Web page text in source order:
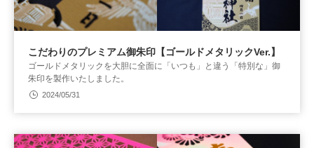
こだわりのプレミアム御朱印【ゴールドメタリックVer.】
ゴールドメタリックを大胆に全面に「いつも」と違う「特別な」御
朱印を製作いたしました。
2024/05/31